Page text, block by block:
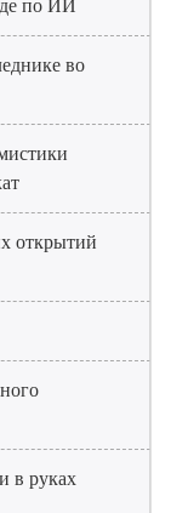
по ИИ
во
открытий
в руках